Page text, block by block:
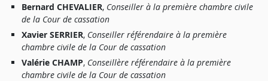
Bernard CHEVALIER, Conseiller à la première chambre civile
de la Cour de cassation
Xavier SERRIER, Conseiller référendaire à la première
chambre civile de la Cour de cassation
Valérie CHAMP, Conseillère référendaire à la première
chambre civile de la Cour de cassation